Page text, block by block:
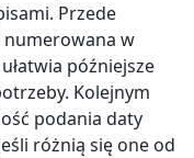
Przede
w
późniejsze
Kolejnym
podania daty
różnią się one od